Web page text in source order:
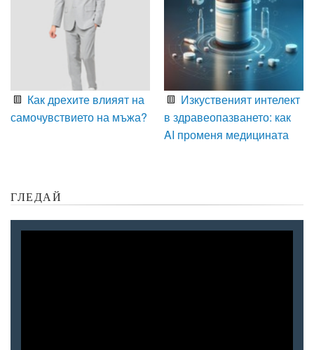
Как дрехите влияят на
самочувствието на мъжа?
Изкуственият интелект
в здравеопазването: как
AI променя медицината
ГЛЕДАЙ